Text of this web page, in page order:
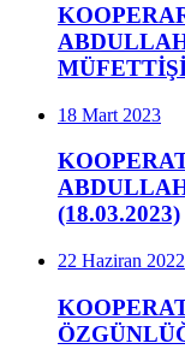
18 Mart 2023
(18.03.2023)
22 Haziran 2022